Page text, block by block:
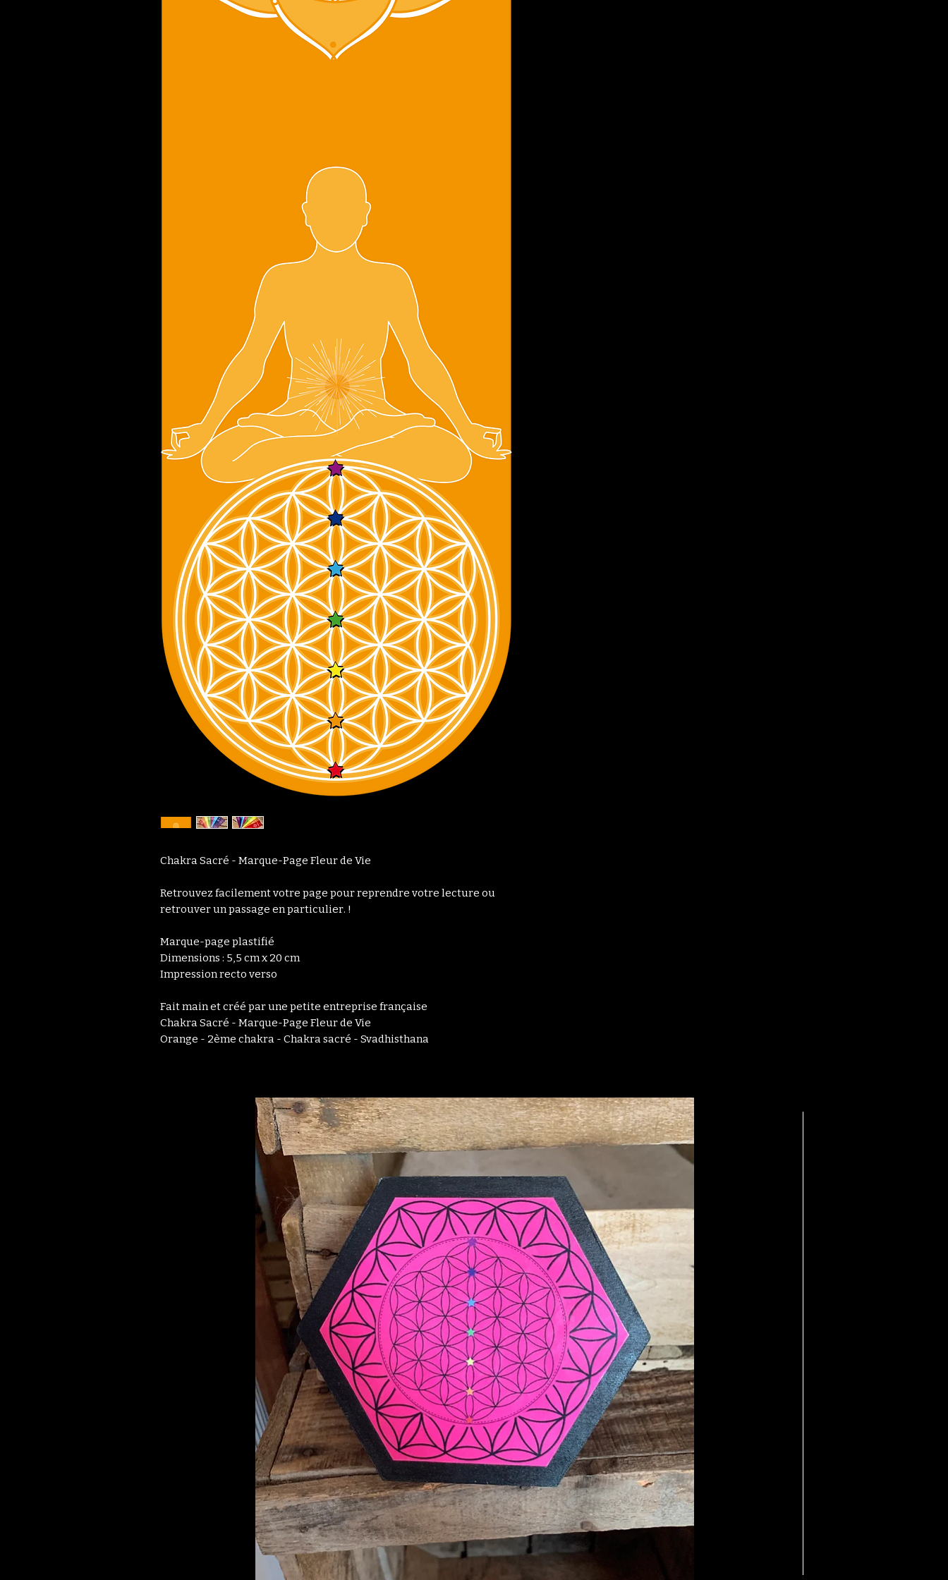
Chakra Sacré - Marque-Page Fleur de Vie
Retrouvez facilement votre page pour reprendre votre lecture ou
retrouver un passage en particulier. !
Marque-page plastifié
Dimensions : 5,5 cm x 20 cm
Impression recto verso
Fait main et créé par une petite entreprise française
Chakra Sacré - Marque-Page Fleur de Vie
Orange - 2ème chakra - Chakra sacré - Svadhisthana